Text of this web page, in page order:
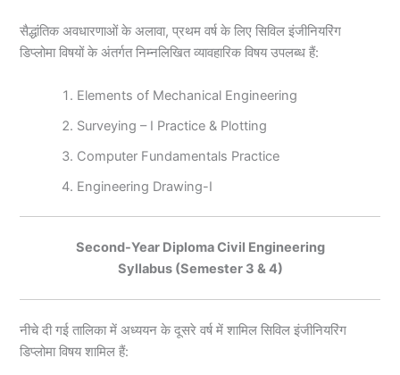
सैद्धांतिक अवधारणाओं के अलावा, प्रथम वर्ष के लिए सिविल इंजीनियरिंग
डिप्लोमा विषयों के अंतर्गत निम्नलिखित व्यावहारिक विषय उपलब्ध हैं:
Elements of Mechanical Engineering
Surveying – I Practice & Plotting
Computer Fundamentals Practice
Engineering Drawing-I
Second-Year Diploma Civil Engineering
Syllabus (Semester 3 & 4)
नीचे दी गई तालिका में अध्ययन के दूसरे वर्ष में शामिल सिविल इंजीनियरिंग
डिप्लोमा विषय शामिल हैं: